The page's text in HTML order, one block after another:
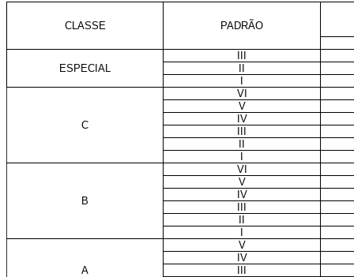
CLASSE PADRÃO
ESPECIAL
C
VI
V
IV
B
VI
V
IV
A
V
IV